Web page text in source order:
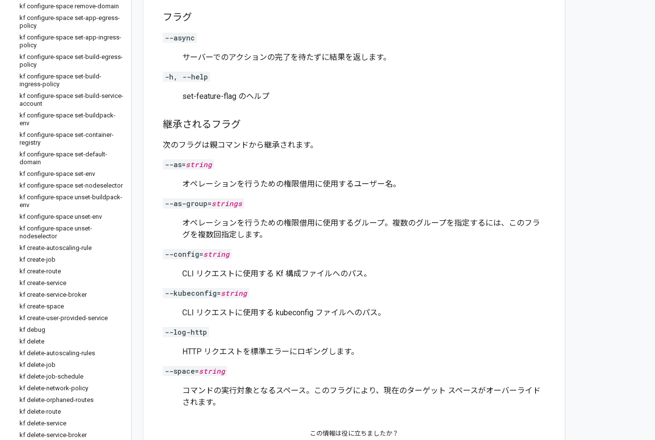
kf configure-space remove-domain
kf configure-space set-app-egress-
policy
kf configure-space set-app-ingress-
policy
kf configure-space set-build-egress-
policy
kf configure-space set-build-
ingress-policy
kf configure-space set-build-service-
account
kf configure-space set-buildpack-
env
kf configure-space set-container-
registry
kf configure-space set-default-
domain
kf configure-space set-env
kf configure-space set-nodeselector
kf configure-space unset-buildpack-
env
kf configure-space unset-env
kf configure-space unset-
nodeselector
kf create-autoscaling-rule
kf create-job
kf create-route
kf create-service
kf create-service-broker
kf create-space
kf create-user-provided-service
kf debug
kf delete
kf delete-autoscaling-rules
kf delete-job
kf delete-job-schedule
kf delete-network-policy
kf delete-orphaned-routes
kf delete-route
kf delete-service
kf delete-service-broker
フラグ
--async
サーバーでのアクションの完了を待たずに結果を返します。
-h, --help
set-feature-flag のヘルプ
継承されるフラグ
次のフラグは親コマンドから継承されます。
--as=string
オペレーションを行うための権限借用に使用するユーザー名。
--as-group=strings
オペレーションを行うための権限借用に使用するグループ。複数のグループを指定するには、このフラ
グを複数回指定します。
--config=string
CLI リクエストに使用する Kf 構成ファイルへのパス。
--kubeconfig=string
CLI リクエストに使用する kubeconfig ファイルへのパス。
--log-http
HTTP リクエストを標準エラーにロギングします。
--space=string
コマンドの実行対象となるスペース。このフラグにより、現在のターゲット スペースがオーバーライド
されます。
この情報は役に立ちましたか？